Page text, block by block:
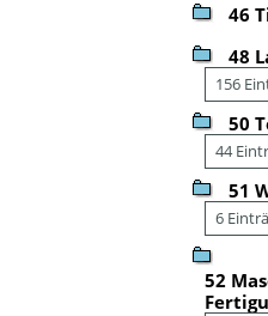
46
48
156
50
44
51
6
52